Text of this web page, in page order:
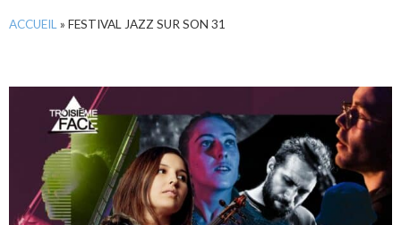
ACCUEIL » FESTIVAL JAZZ SUR SON 31